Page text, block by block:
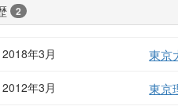
2
年3月 東京
年3月 東京